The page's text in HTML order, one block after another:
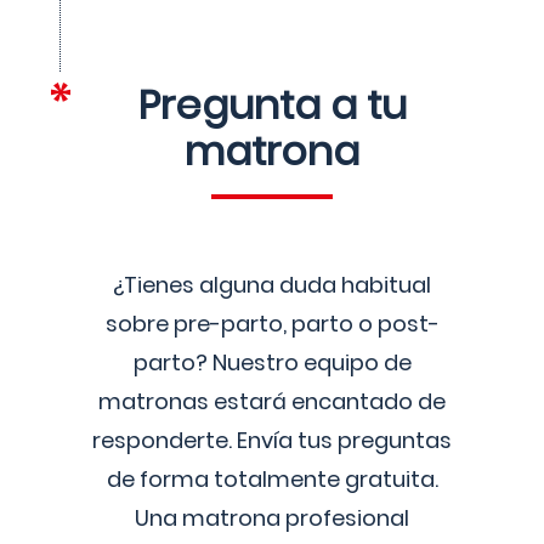
Pregunta a tu
matrona
¿Tienes alguna duda habitual
sobre pre-parto, parto o post-
parto? Nuestro equipo de
matronas estará encantado de
responderte. Envía tus preguntas
de forma totalmente gratuita.
Una matrona profesional